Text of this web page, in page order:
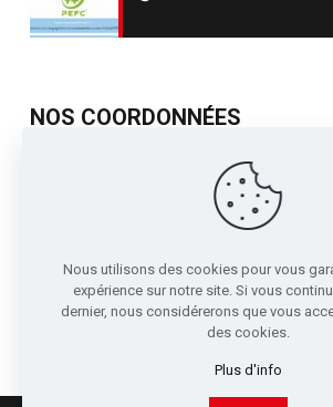
NOS COORDONNÉES
717, Avenue de St Quentin
sori@sori.fr
Nous utilisons des cookies pour vous
expérience sur notre site. Si vous
dernier, nous considérerons que vous
des cookies.
Plus d'info